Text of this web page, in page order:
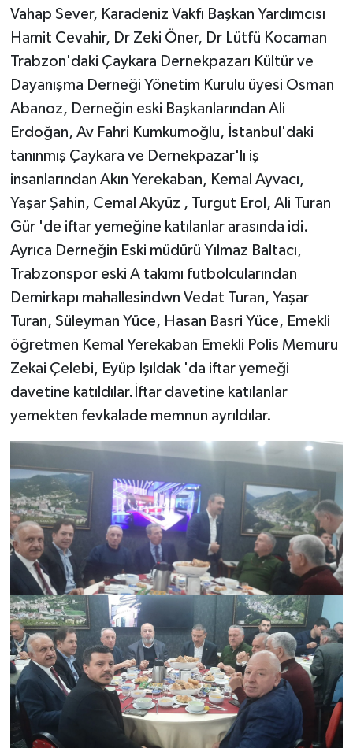
Vahap Sever, Karadeniz Vakfı Başkan Yardımcısı
Hamit Cevahir, Dr Zeki Öner, Dr Lütfü Kocaman
Trabzon'daki Çaykara Dernekpazarı Kültür ve
Dayanışma Derneği Yönetim Kurulu üyesi Osman
Abanoz, Derneğin eski Başkanlarından Ali
Erdoğan, Av Fahri Kumkumoğlu, İstanbul'daki
tanınmış Çaykara ve Dernekpazar'lı iş
insanlarından Akın Yerekaban, Kemal Ayvacı,
Yaşar Şahin, Cemal Akyüz , Turgut Erol, Ali Turan
Gür 'de iftar yemeğine katılanlar arasında idi.
Ayrıca Derneğin Eski müdürü Yılmaz Baltacı,
Trabzonspor eski A takımı futbolcularından
Demirkapı mahallesindwn Vedat Turan, Yaşar
Turan, Süleyman Yüce, Hasan Basri Yüce, Emekli
öğretmen Kemal Yerekaban Emekli Polis Memuru
Zekai Çelebi, Eyüp Işıldak 'da iftar yemeği
davetine katıldılar.İftar davetine katılanlar
yemekten fevkalade memnun ayrıldılar.